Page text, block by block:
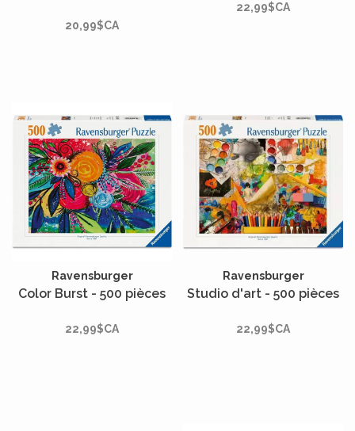
20,99$CA
22,99$CA
Ravensburger
Color Burst - 500 pièces
22,99$CA
Ravensburger
Studio d'art - 500 pièces
22,99$CA